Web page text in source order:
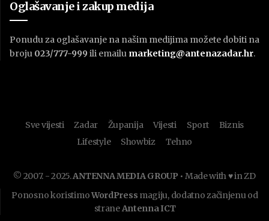
Oglašavanje i zakup medija
Ponudu za oglašavanje na našim medijima možete dobiti na
broju 023/777-999 ili emailu marketing@antenazadar.hr.
Sve vijesti Zadar Županija Vijesti Sport
Biznis
Lifestyle
Showbiz Tehno
© 2007. - 2025.ANTENNA MEDIA GROUP • Made with ♥ in ZD
Ponosno koristimoWordPress magiju, dodatno začinjenu od
straneAntenna ICT